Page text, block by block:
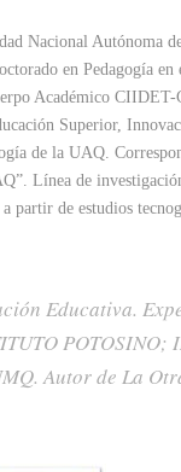
Nacional Autónoma
en Pedagogía
Académico
Superior,
de la UAQ.
Línea de
partir de estudios
Educativa.
POTOSINO;
Autor de La